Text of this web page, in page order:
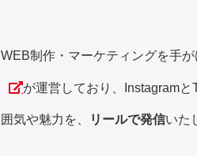
WEB制作・マーケティングを手
が運営しており、Instagram
囲気や魅力を、 リールで発信いた